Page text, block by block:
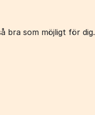
bra som möjligt för dig.